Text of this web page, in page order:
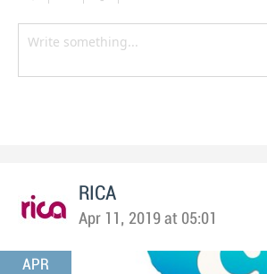
RICA
Apr 11, 2019 at 05:01
APR